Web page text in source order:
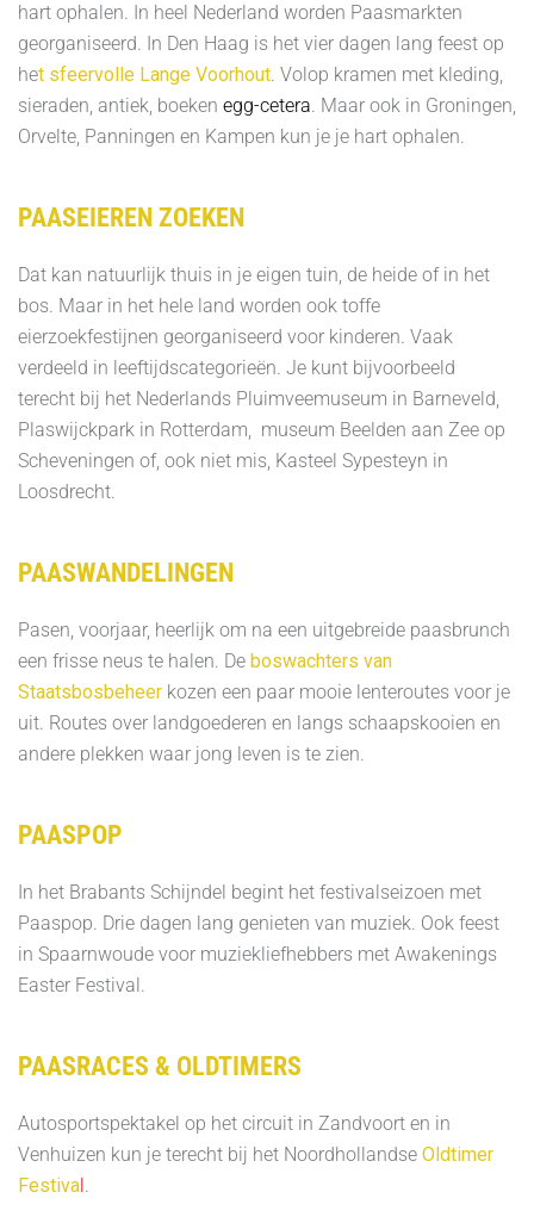
hart ophalen. In heel Nederland worden Paasmarkten
georganiseerd. In Den Haag is het vier dagen lang feest op
het sfeervolle Lange Voorhout. Volop kramen met kleding,
sieraden, antiek, boeken egg-cetera. Maar ook in Groningen,
Orvelte, Panningen en Kampen kun je je hart ophalen.
PAASEIEREN ZOEKEN
Dat kan natuurlijk thuis in je eigen tuin, de heide of in het
bos. Maar in het hele land worden ook toffe
eierzoekfestijnen georganiseerd voor kinderen. Vaak
verdeeld in leeftijdscategorieën. Je kunt bijvoorbeeld
terecht bij het Nederlands Pluimveemuseum in Barneveld,
Plaswijckpark in Rotterdam, museum Beelden aan Zee op
Scheveningen of, ook niet mis, Kasteel Sypesteyn in
Loosdrecht.
PAASWANDELINGEN
Pasen, voorjaar, heerlijk om na een uitgebreide paasbrunch
een frisse neus te halen. De boswachters van
Staatsbosbeheer kozen een paar mooie lenteroutes voor je
uit. Routes over landgoederen en langs schaapskooien en
andere plekken waar jong leven is te zien.
PAASPOP
In het Brabants Schijndel begint het festivalseizoen met
Paaspop. Drie dagen lang genieten van muziek. Ook feest
in Spaarnwoude voor muziekliefhebbers met Awakenings
Easter Festival.
PAASRACES & OLDTIMERS
Autosportspektakel op het circuit in Zandvoort en in
Venhuizen kun je terecht bij het Noordhollandse Oldtimer
Festival.